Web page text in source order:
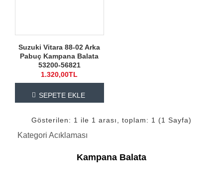
Suzuki Vitara 88-02 Arka
Pabuç Kampana Balata
53200-56821
1.320,00TL
SEPETE EKLE
Gösterilen: 1 ile 1 arası, toplam: 1 (1 Sayfa)
Kategori Acıklaması
Kampana Balata